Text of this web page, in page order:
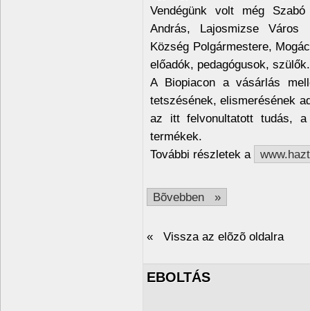
Vendégünk volt még
András, Lajosmizse Város
Község Polgármestere,
előadók, pedagógusok, szülők.
A Biopiacon a vásárlás
tetszésének, elismerésének
az itt felvonultatott tudás,
termékek.
További részletek a
Bõvebben »
« Vissza az elõzõ oldalra
EBOLTÁS